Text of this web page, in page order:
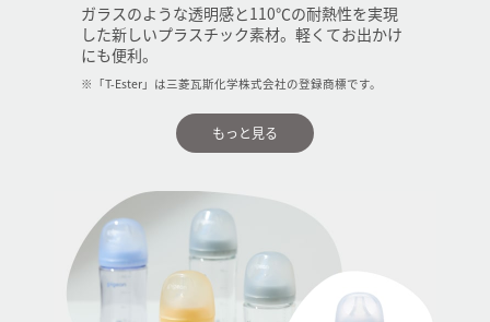
ガラスのような透明感と110℃の耐熱性を実現
した新しいプラスチック素材。軽くてお出かけ
にも便利。
※「T-Ester」は三菱瓦斯化学株式会社の登録商標です。
もっと見る